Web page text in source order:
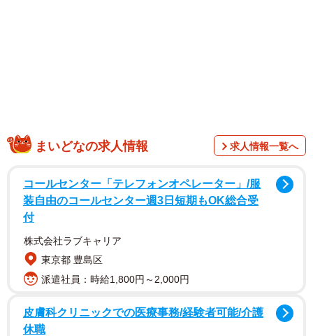
まいどなの求人情報 求人情報一覧へ
コールセンター「テレフォンオペレーター」/服
装自由のコールセンター週3日短期もOK総合受
付
株式会社ラブキャリア
東京都 豊島区
派遣社員：時給1,800円～2,000円
皮膚科クリニックでの医療事務/経験者可能/介護
休職